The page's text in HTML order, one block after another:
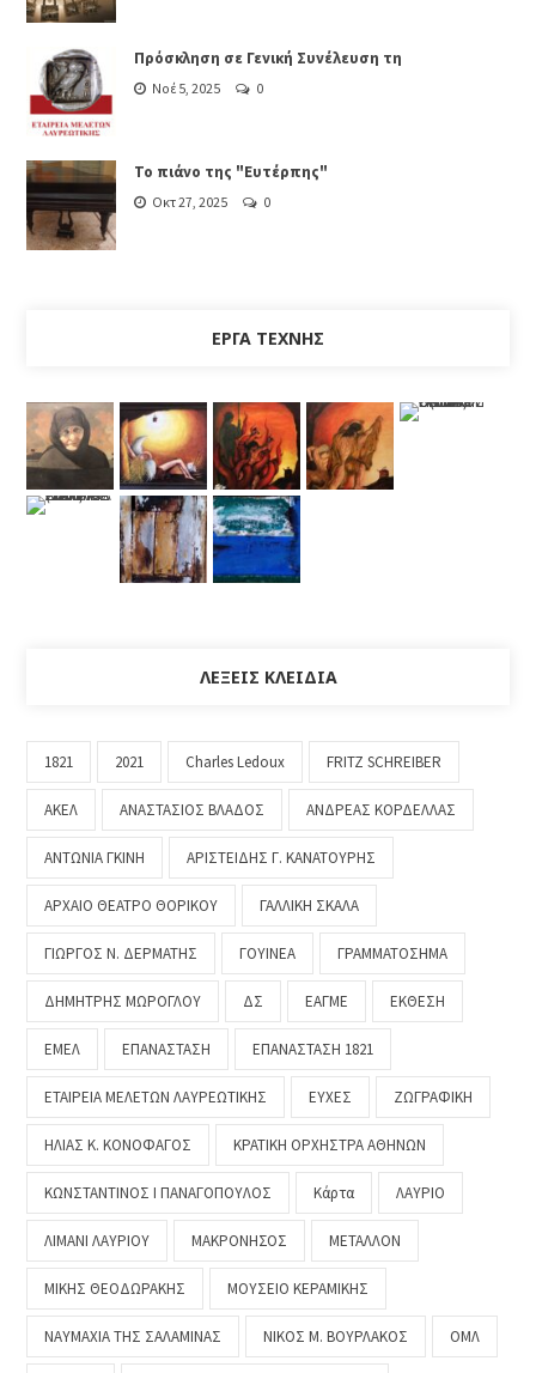
Πρόσκληση σε Γενική Συνέλευση τη
Νοέ 5, 2025 0
Το πιάνο της "Ευτέρπης"
Οκτ 27, 2025 0
ΈΡΓΑ ΤΈΧΝΗΣ
ΛΈΞΕΙΣ ΚΛΕΙΔΙΆ
1821 2021 Charles Ledoux FRITZ SCHREIBER
ΑΚΕΛ ΑΝΑΣΤΑΣΙΟΣ ΒΛΑΔΟΣ ΑΝΔΡΕΑΣ ΚΟΡΔΕΛΛΑΣ
ΑΝΤΩΝΙΑ ΓΚΙΝΗ ΑΡΙΣΤΕΙΔΗΣ Γ. ΚΑΝΑΤΟΥΡΗΣ
ΑΡΧΑΙΟ ΘΕΑΤΡΟ ΘΟΡΙΚΟΥ ΓΑΛΛΙΚΗ ΣΚΑΛΑ
ΓΙΩΡΓΟΣ Ν. ΔΕΡΜΑΤΗΣ ΓΟΥΙΝΕΑ ΓΡΑΜΜΑΤΟΣΗΜΑ
ΔΗΜΗΤΡΗΣ ΜΩΡΟΓΛΟΥ ΔΣ ΕΑΓΜΕ ΕΚΘΕΣΗ
ΕΜΕΛ ΕΠΑΝΑΣΤΑΣΗ ΕΠΑΝΑΣΤΑΣΗ 1821
ΕΤΑΙΡΕΙΑ ΜΕΛΕΤΩΝ ΛΑΥΡΕΩΤΙΚΗΣ ΕΥΧΕΣ ΖΩΓΡΑΦΙΚΗ
ΗΛΙΑΣ Κ. ΚΟΝΟΦΑΓΟΣ ΚΡΑΤΙΚΗ ΟΡΧΗΣΤΡΑ ΑΘΗΝΩΝ
ΚΩΝΣΤΑΝΤΙΝΟΣ Ι ΠΑΝΑΓΟΠΟΥΛΟΣ Κάρτα ΛΑΥΡΙΟ
ΛΙΜΑΝΙ ΛΑΥΡΙΟΥ ΜΑΚΡΟΝΗΣΟΣ ΜΕΤΑΛΛΟΝ
ΜΙΚΗΣ ΘΕΟΔΩΡΑΚΗΣ ΜΟΥΣΕΙΟ ΚΕΡΑΜΙΚΗΣ
ΝΑΥΜΑΧΙΑ ΤΗΣ ΣΑΛΑΜΙΝΑΣ ΝΙΚΟΣ Μ. ΒΟΥΡΛΑΚΟΣ ΟΜΛ